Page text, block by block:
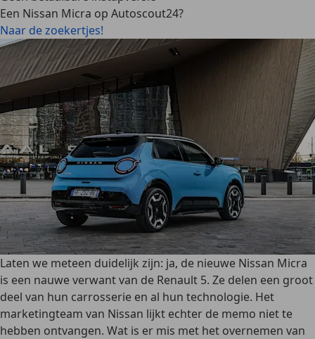
Een Nissan Micra op Autoscout24?
Naar de zoekertjes!
Laten we meteen duidelijk zijn: ja, de nieuwe Nissan Micra
is een nauwe verwant van de Renault 5. Ze delen een groot
deel van hun carrosserie en al hun technologie. Het
marketingteam van Nissan lijkt echter de memo niet te
hebben ontvangen. Wat is er mis met het overnemen van